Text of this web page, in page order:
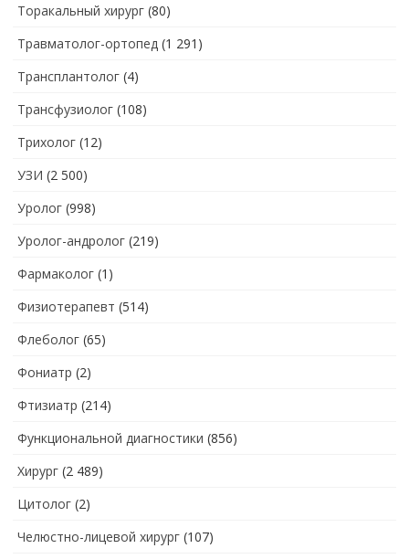
Торакальный хирург (80)
Травматолог-ортопед (1 291)
Трансплантолог (4)
Трансфузиолог (108)
Трихолог (12)
УЗИ (2 500)
Уролог (998)
Уролог-андролог (219)
Фармаколог (1)
Физиотерапевт (514)
Флеболог (65)
Фониатр (2)
Фтизиатр (214)
Функциональной диагностики (856)
Хирург (2 489)
Цитолог (2)
Челюстно-лицевой хирург (107)